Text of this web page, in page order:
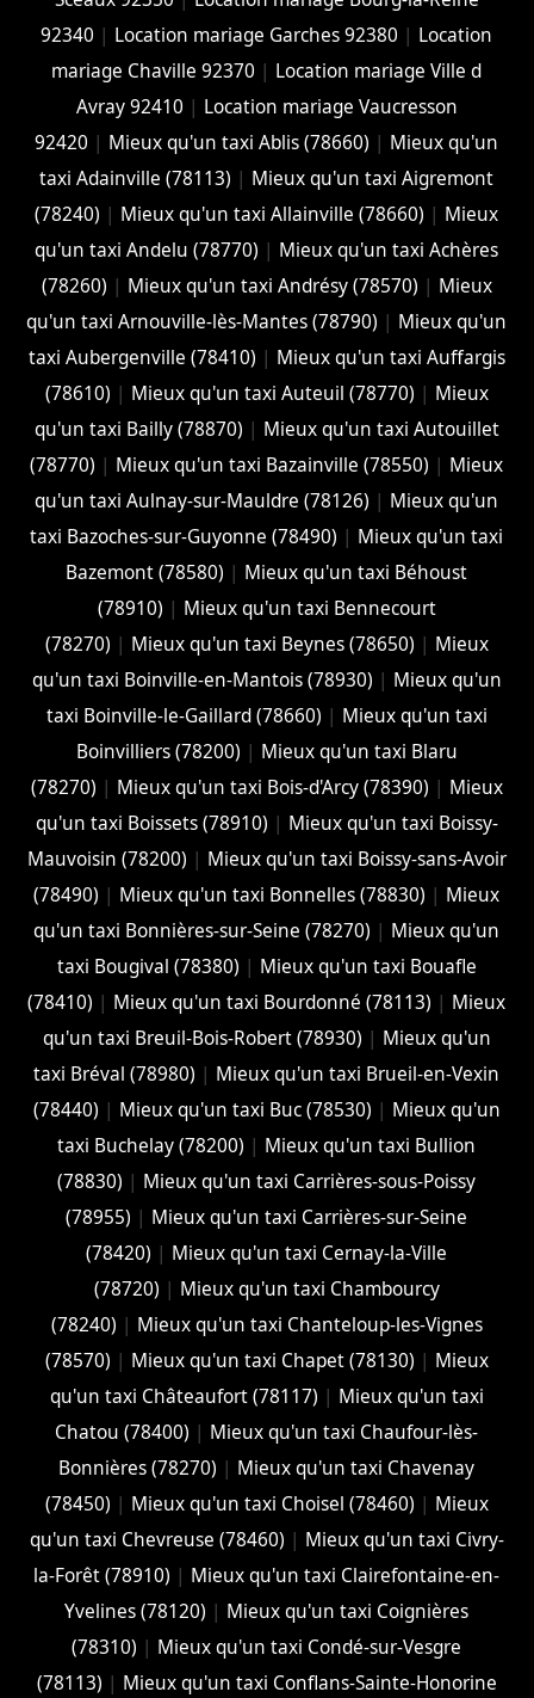
92340 | Location mariage Garches 92380 | Location
mariage Chaville 92370 | Location mariage Ville d
Avray 92410 | Location mariage Vaucresson
92420 | Mieux qu'un taxi Ablis (78660) | Mieux qu'un
taxi Adainville (78113) | Mieux qu'un taxi Aigremont
(78240) | Mieux qu'un taxi Allainville (78660) | Mieux
qu'un taxi Andelu (78770) | Mieux qu'un taxi Achères
(78260) | Mieux qu'un taxi Andrésy (78570) | Mieux
qu'un taxi Arnouville-lès-Mantes (78790) | Mieux qu'un
taxi Aubergenville (78410) | Mieux qu'un taxi Auffargis
(78610) | Mieux qu'un taxi Auteuil (78770) | Mieux
qu'un taxi Bailly (78870) | Mieux qu'un taxi Autouillet
(78770) | Mieux qu'un taxi Bazainville (78550) | Mieux
qu'un taxi Aulnay-sur-Mauldre (78126) | Mieux qu'un
taxi Bazoches-sur-Guyonne (78490) | Mieux qu'un taxi
Bazemont (78580) | Mieux qu'un taxi Béhoust
(78910) | Mieux qu'un taxi Bennecourt
(78270) | Mieux qu'un taxi Beynes (78650) | Mieux
qu'un taxi Boinville-en-Mantois (78930) | Mieux qu'un
taxi Boinville-le-Gaillard (78660) | Mieux qu'un taxi
Boinvilliers (78200) | Mieux qu'un taxi Blaru
(78270) | Mieux qu'un taxi Bois-d'Arcy (78390) | Mieux
qu'un taxi Boissets (78910) | Mieux qu'un taxi Boissy-
Mauvoisin (78200) | Mieux qu'un taxi Boissy-sans-Avoir
(78490) | Mieux qu'un taxi Bonnelles (78830) | Mieux
qu'un taxi Bonnières-sur-Seine (78270) | Mieux qu'un
taxi Bougival (78380) | Mieux qu'un taxi Bouafle
(78410) | Mieux qu'un taxi Bourdonné (78113) | Mieux
qu'un taxi Breuil-Bois-Robert (78930) | Mieux qu'un
taxi Bréval (78980) | Mieux qu'un taxi Brueil-en-Vexin
(78440) | Mieux qu'un taxi Buc (78530) | Mieux qu'un
taxi Buchelay (78200) | Mieux qu'un taxi Bullion
(78830) | Mieux qu'un taxi Carrières-sous-Poissy
(78955) | Mieux qu'un taxi Carrières-sur-Seine
(78420) | Mieux qu'un taxi Cernay-la-Ville
(78720) | Mieux qu'un taxi Chambourcy
(78240) | Mieux qu'un taxi Chanteloup-les-Vignes
(78570) | Mieux qu'un taxi Chapet (78130) | Mieux
qu'un taxi Châteaufort (78117) | Mieux qu'un taxi
Chatou (78400) | Mieux qu'un taxi Chaufour-lès-
Bonnières (78270) | Mieux qu'un taxi Chavenay
(78450) | Mieux qu'un taxi Choisel (78460) | Mieux
qu'un taxi Chevreuse (78460) | Mieux qu'un taxi Civry-
la-Forêt (78910) | Mieux qu'un taxi Clairefontaine-en-
Yvelines (78120) | Mieux qu'un taxi Coignières
(78310) | Mieux qu'un taxi Condé-sur-Vesgre
(78113) | Mieux qu'un taxi Conflans-Sainte-Honorine